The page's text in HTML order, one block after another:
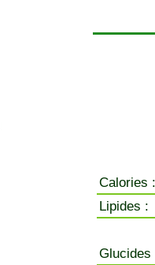
Calories :
Lipides :
Glucides